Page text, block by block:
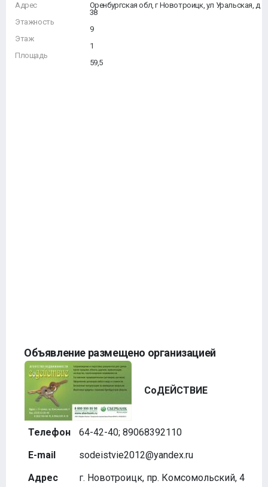
Адрес
Этажность
Этаж
Площадь
Оренбургская обл, г Новотроицк, ул Уральская, д
38
9
1
59,5
Объявление размещено организацией
СоДЕЙСТВИЕ
Телефон
64-42-40; 89068392110
E-mail
sodeistvie2012@yandex.ru
Адрес
г. Новотроицк, пр. Комсомольский, 4